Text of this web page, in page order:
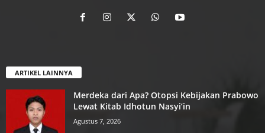
ARTIKEL LAINNYA
Merdeka dari Apa? Otopsi Kebijakan Prabowo
Lewat Kitab Idhotun Nasyi’in
Agustus 7, 2026